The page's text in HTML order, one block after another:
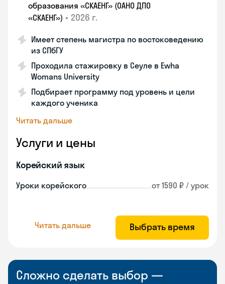
образования «СКАЕНГ» (ОАНО ДПО
«СКАЕНГ») • 2026 г.
Имеет степень магистра по востоковедению
из СПбГУ
Проходила стажировку в Сеуле в Ewha
Womans University
Подбирает программу под уровень и цели
каждого ученика
Читать дальше
Услуги и цены
Корейский язык
Уроки корейского от 1590 ₽ / урок
Читать дальше Выбрать время
Сложно сделать выбор —